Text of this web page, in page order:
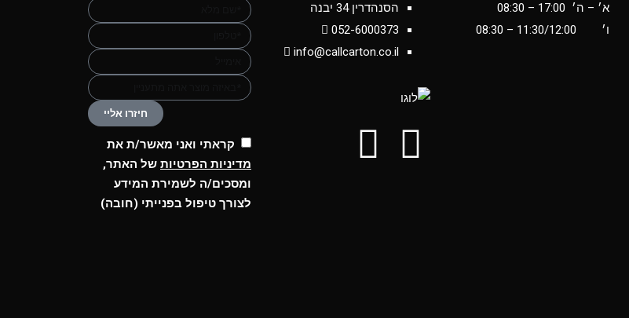
א׳ – ה׳ 17:00 – 08:30
ו׳ 11:30/12:00
– 08:30
הסנהדרין 34 יבנה
052-6000373
info@callcarton.co.il
חיזרו אליי
קראתי ואני מאשר/ת את
מדיניות הפרטיות של האתר,
ומסכים/ה לשמירת המידע
לצורך טיפול בפנייתי (חובה)